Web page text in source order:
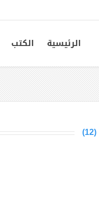
الرئيسية الكتب
(12)